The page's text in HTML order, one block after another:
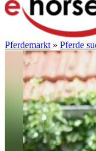
Pferdemarkt » Pferde